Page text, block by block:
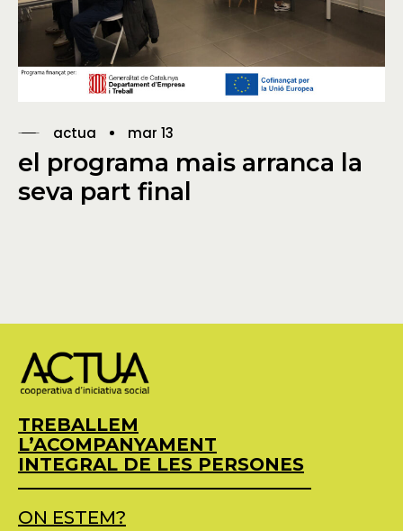
actua mar 13
el programa mais arranca la
seva part final
TREBALLEM
L’ACOMPANYAMENT
INTEGRAL DE LES PERSONES
ON ESTEM?